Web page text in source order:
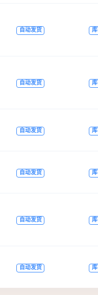
自动发货
自动发货
自动发货
自动发货
自动发货
自动发货